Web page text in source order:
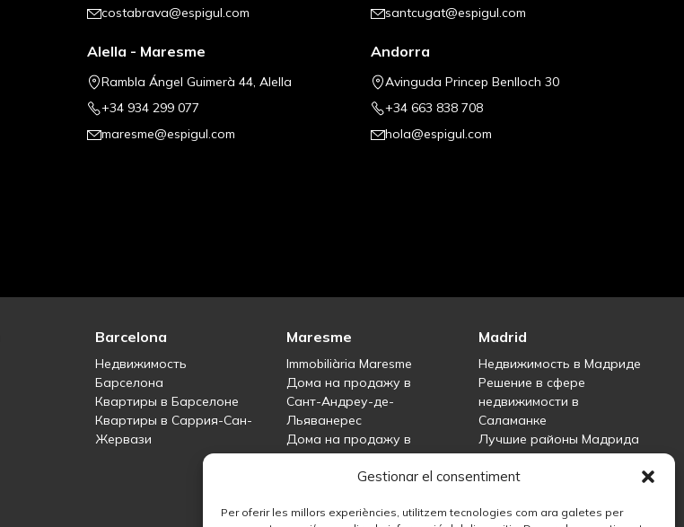
Gestionar el consentiment
Per oferir les millors experiències, utilitzem tecnologies com ara galetes per
costabrava@espigul.com
santcugat@espigul.com
Alella - Maresme
Rambla Ángel Guimerà 44, Alella
+34 934 299 077
maresme@espigul.com
Andorra
Avinguda Princep Benlloch 30
+34 663 838 708
hola@espigul.com
Barcelona
Недвижимость
Барселона
Квартиры в Барселоне
Квартиры в Саррия-Сан-
Жервази
Maresme
Immobiliària Maresme
Дома на продажу в
Сант-Андреу-де-
Льяванерес
Дома на продажу в
Тиане
Дома на продажу в Тейе
Маресме
Madrid
Недвижимость в Мадриде
Решение в сфере
недвижимости в
Саламанке
Лучшие районы Мадрида
для инвестиций в
недвижимость
Мадриде